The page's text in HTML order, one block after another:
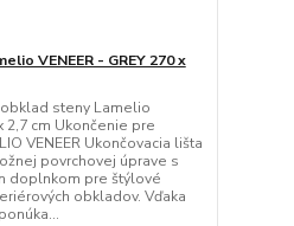
VENEER - GREY 270 x
steny Lamelio
2,7 cm Ukončenie pre
VENEER Ukončovacia lišta
povrchovej úprave s
doplnkom pre štýlové
obkladov. Vďaka